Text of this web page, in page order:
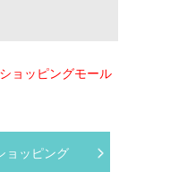
ョッピングモール
ョッピング